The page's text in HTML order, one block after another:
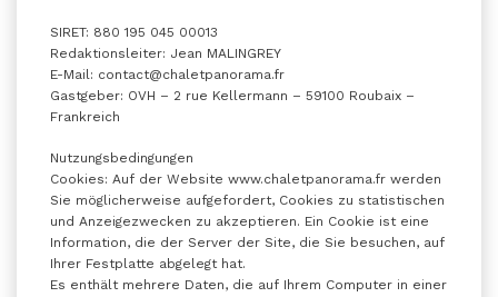
SIRET: 880 195 045 00013
Redaktionsleiter: Jean MALINGREY
E-Mail: contact@chaletpanorama.fr
Gastgeber: OVH – 2 rue Kellermann – 59100 Roubaix –
Frankreich
Nutzungsbedingungen
Cookies: Auf der Website www.chaletpanorama.fr werden
Sie möglicherweise aufgefordert, Cookies zu statistischen
und Anzeigezwecken zu akzeptieren. Ein Cookie ist eine
Information, die der Server der Site, die Sie besuchen, auf
Ihrer Festplatte abgelegt hat.
Es enthält mehrere Daten, die auf Ihrem Computer in einer